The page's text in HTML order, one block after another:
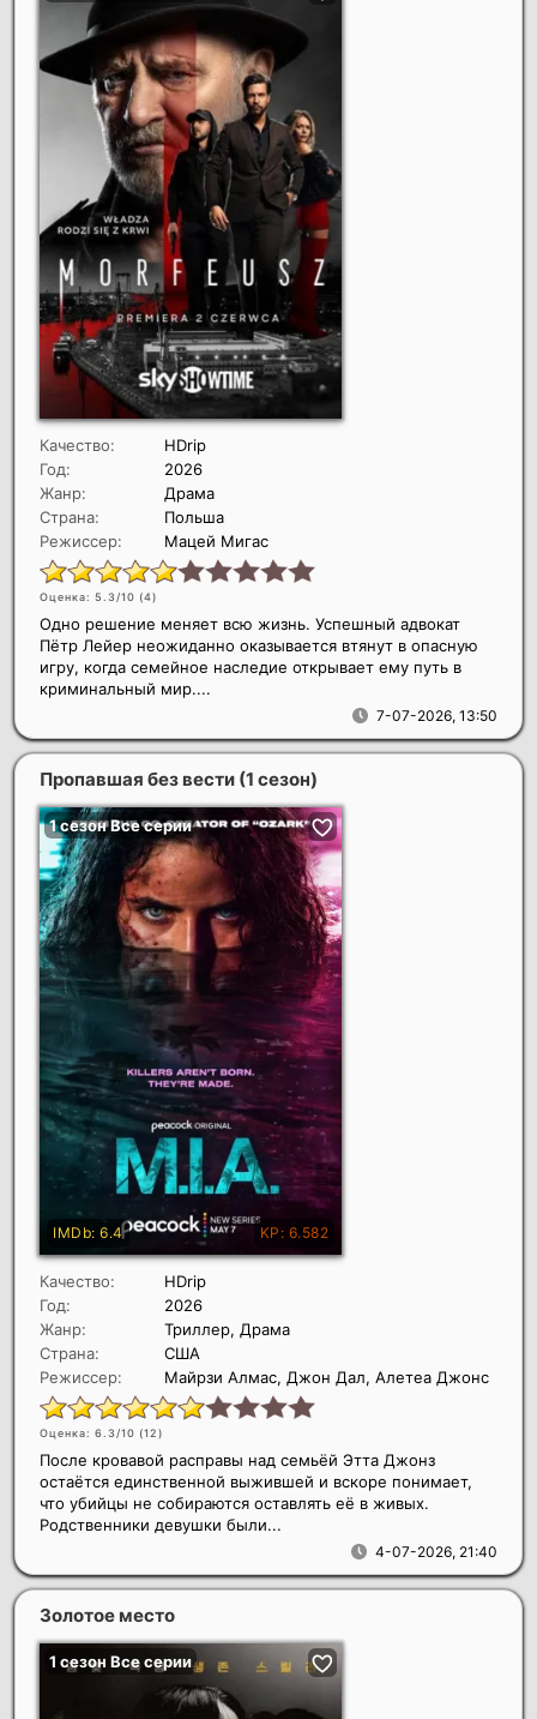
Качество:
HDrip
Год:
2026
Жанр:
Драма
Страна:
Польша
Режиссер:
Мацей Мигас
Оценка: 5.3/10 (4)
7-07-2026, 13:50
Одно решение меняет всю жизнь. Успешный адвокат
Пётр Лейер неожиданно оказывается втянут в опасную
игру, когда семейное наследие открывает ему путь в
криминальный мир....
Пропавшая без вести (1 сезон)
Качество:
HDrip
Год:
2026
Жанр:
Триллер, Драма
Страна:
США
Режиссер:
Майрзи Алмас, Джон Дал, Алетеа Джонс
Оценка: 6.3/10 (12)
4-07-2026, 21:40
После кровавой расправы над семьёй Этта Джонз
остаётся единственной выжившей и вскоре понимает,
что убийцы не собираются оставлять её в живых.
Родственники девушки были...
Золотое место